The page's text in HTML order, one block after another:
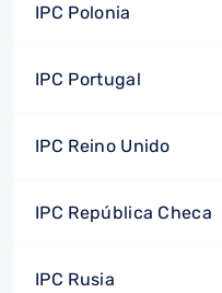
IPC Polonia
IPC Portugal
IPC Reino Unido
IPC República Checa
IPC Rusia